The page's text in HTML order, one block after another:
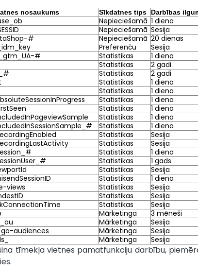
nosaukums Sīkdatnes tips Darbības
Nepieciešamā 1 diena
Nepieciešamā Sesija
#
Nepieciešamā 20 dienas
Preferenču
Sesija
#
Statistikas
1 diena
Statistikas
2 gadi
Statistikas
2 gadi
Statistikas
1 diena
Statistikas
1 diena
Statistikas
1 diena
Statistikas
1 diena
Statistikas
1 diena
Statistikas
1 diena
Statistikas
Sesija
Statistikas
Sesija
Statistikas
1 diena
Statistikas
1 gads
Statistikas
Sesija
Statistikas
1 diena
views
Statistikas
Sesija
Statistikas
Sesija
Statistikas
Sesija
Mārketinga
3 mēneši
Mārketinga
Sesija
audiences
Mārketinga
Sesija
Mārketinga Sesija
tīmekļa vietnes pamatfunkciju darbību,